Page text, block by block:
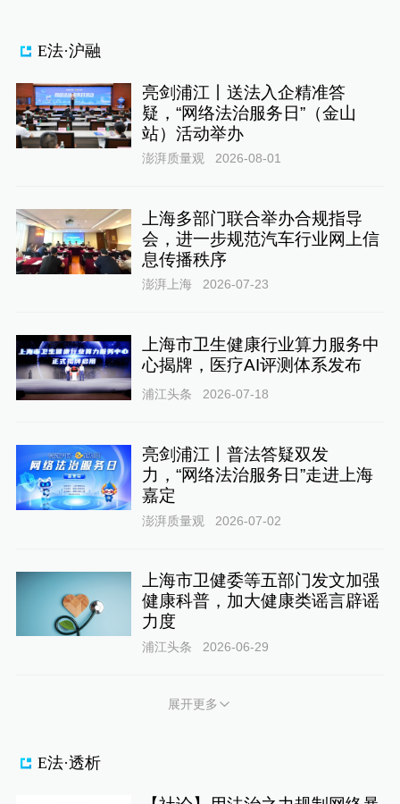
E法·沪融
亮剑浦江丨送法入企精准答
疑，“网络法治服务日”（金山
站）活动举办
澎湃质量观 2026-08-01
上海多部门联合举办合规指导
会，进一步规范汽车行业网上信
息传播秩序
澎湃上海 2026-07-23
上海市卫生健康行业算力服务中
心揭牌，医疗AI评测体系发布
浦江头条 2026-07-18
亮剑浦江丨普法答疑双发
力，“网络法治服务日”走进上海
嘉定
澎湃质量观 2026-07-02
上海市卫健委等五部门发文加强
健康科普，加大健康类谣言辟谣
力度
浦江头条 2026-06-29
展开更多
E法·透析